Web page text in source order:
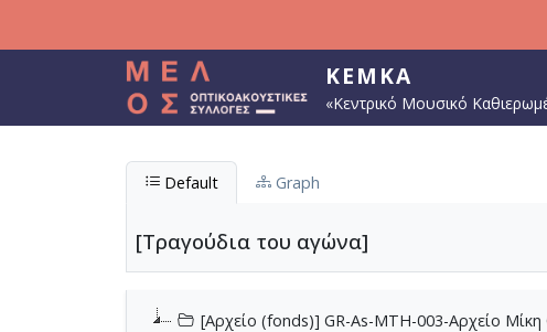
ΚΕΜΚΑ
«Κεντρικό Μουσικό
Default Graph
[Τραγούδια του αγώνα]
[Αρχείο (fonds)] GR-As-MTH-003-Αρχείο